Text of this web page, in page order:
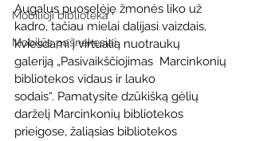
Mobilioji biblioteka
Mobilūs pašnekesiai
Augalus puoselėję žmonės liko už
kadro, tačiau mielai dalijasi vaizdais,
kviesdami į virtualią nuotraukų
galeriją „Pasivaikščiojimas  Marcinkonių
bibliotekos vidaus ir lauko
sodais“. Pamatysite dzūkišką gėlių
darželį Marcinkonių bibliotekos
prieigose, žaliąsias bibliotekos